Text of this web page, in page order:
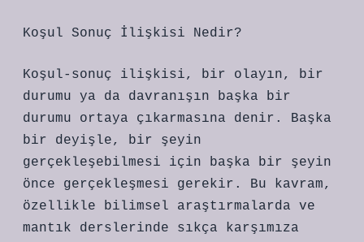
Koşul Sonuç İlişkisi Nedir?
Koşul-sonuç ilişkisi, bir olayın, bir
durumu ya da davranışın başka bir
durumu ortaya çıkarmasına denir. Başka
bir deyişle, bir şeyin
gerçekleşebilmesi için başka bir şeyin
önce gerçekleşmesi gerekir. Bu kavram,
özellikle bilimsel araştırmalarda ve
mantık derslerinde sıkça karşımıza